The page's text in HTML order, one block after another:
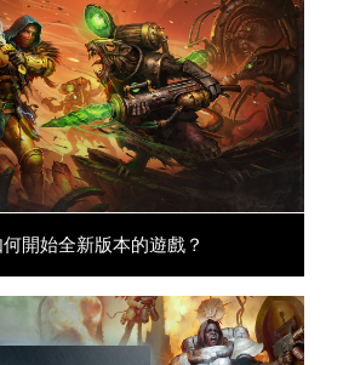
開始全新版本的遊戲？